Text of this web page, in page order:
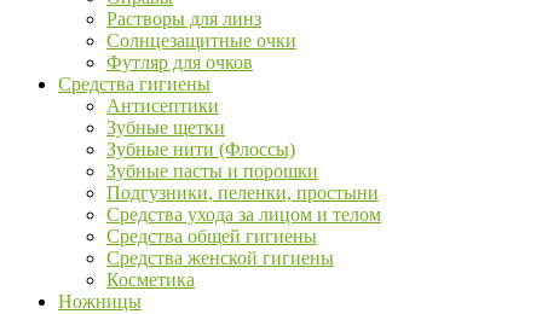
Растворы для линз
Солнцезащитные очки
Футляр для очков
Средства гигиены
Антисептики
Зубные щетки
Зубные нити (Флоссы)
Зубные пасты и порошки
Подгузники, пеленки, простыни
Средства ухода за лицом и телом
Средства общей гигиены
Средства женской гигиены
Косметика
Ножницы